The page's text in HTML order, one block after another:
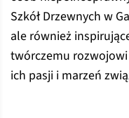
Szkół Drzewnych w
ale również
twórczemu
ich pasji i marzeń